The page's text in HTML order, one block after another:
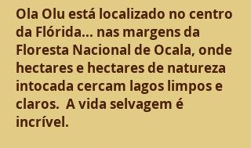
Ola Olu está localizado no centro
da Flórida... nas margens da
Floresta Nacional de Ocala, onde
hectares e hectares de natureza
intocada cercam lagos limpos e
claros. A vida selvagem é
incrível.